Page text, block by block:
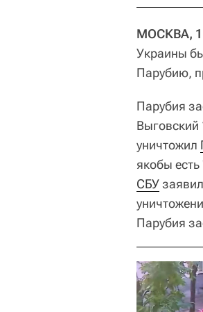
МОСКВА, 1
Украины
Парубию,
Парубия
Выговский
уничтожил
якобы
СБУ
Парубия